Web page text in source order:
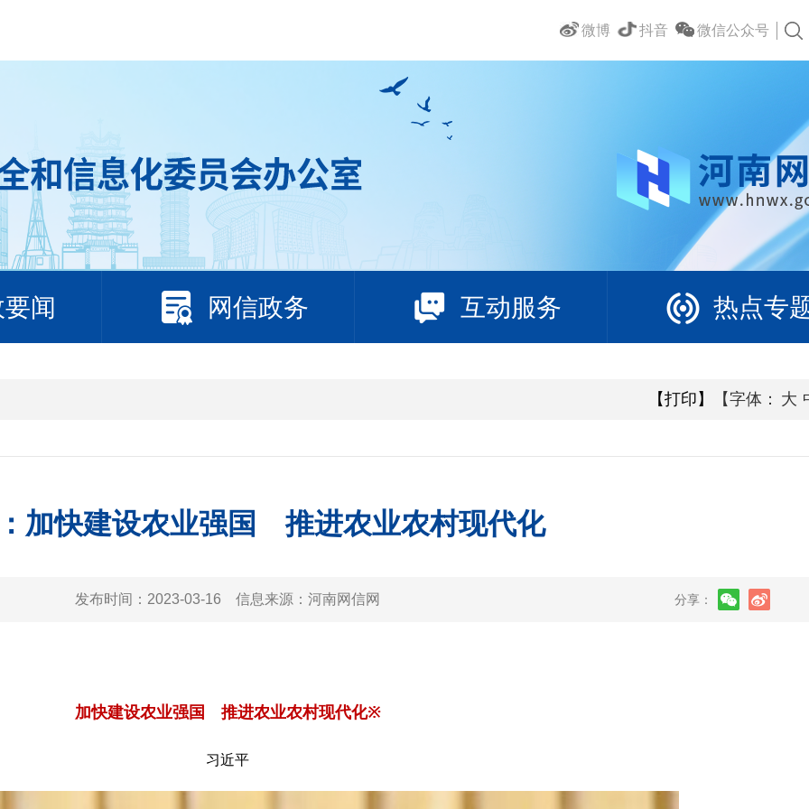
微信公众号
抖音
微博
闻 网信政务 互动服务 热点专
【打印】 【字体： 大
加快建设农业强国 推进农业农村现代化
发布时间： 2023-03-16 信息来源： 河南网信网 分享：
加快建设农业强国 推进农业农村现代化※
习近平